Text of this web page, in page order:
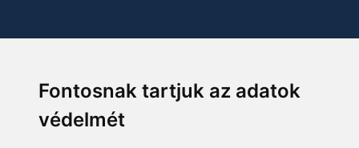
Fontosnak tartjuk az adatok
védelmét